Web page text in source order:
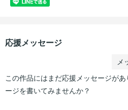
応援メッセージ
メ
この作品にはまだ応援メッセージが
ージを書いてみませんか？